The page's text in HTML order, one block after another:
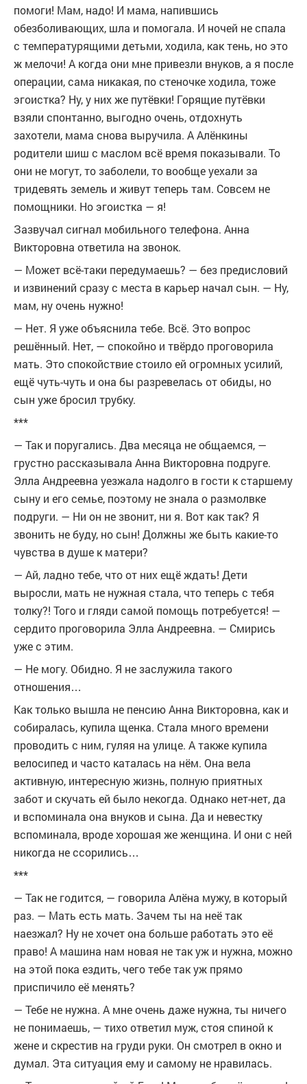
помоги! Мам, надо! И мама, напившись
обезболивающих, шла и помогала. И ночей не спала
с температурящими детьми, ходила, как тень, но это
ж мелочи! А когда они мне привезли внуков, а я после
операции, сама никакая, по стеночке ходила, тоже
эгоистка? Ну, у них же путёвки! Горящие путёвки
взяли спонтанно, выгодно очень, отдохнуть
захотели, мама снова выручила. А Алёнкины
родители шиш с маслом всё время показывали. То
они не могут, то заболели, то вообще уехали за
тридевять земель и живут теперь там. Совсем не
помощники. Но эгоистка — я!
Зазвучал сигнал мобильного телефона. Анна
Викторовна ответила на звонок.
— Может всё-таки передумаешь? — без предисловий
и извинений сразу с места в карьер начал сын. — Ну,
мам, ну очень нужно!
— Нет. Я уже объяснила тебе. Всё. Это вопрос
решённый. Нет, — спокойно и твёрдо проговорила
мать. Это спокойствие стоило ей огромных усилий,
ещё чуть-чуть и она бы разревелась от обиды, но
сын уже бросил трубку.
***
— Так и поругались. Два месяца не общаемся, —
грустно рассказывала Анна Викторовна подруге.
Элла Андреевна уезжала надолго в гости к старшему
сыну и его семье, поэтому не знала о размолвке
подруги. — Ни он не звонит, ни я. Вот как так? Я
звонить не буду, но сын! Должны же быть какие-то
чувства в душе к матери?
— Ай, ладно тебе, что от них ещё ждать! Дети
выросли, мать не нужная стала, что теперь с тебя
толку?! Того и гляди самой помощь потребуется! —
сердито проговорила Элла Андреевна. — Смирись
уже с этим.
— Не могу. Обидно. Я не заслужила такого
отношения…
Как только вышла не пенсию Анна Викторовна, как и
собиралась, купила щенка. Стала много времени
проводить с ним, гуляя на улице. А также купила
велосипед и часто каталась на нём. Она вела
активную, интересную жизнь, полную приятных
забот и скучать ей было некогда. Однако нет-нет, да
и вспоминала она внуков и сына. Да и невестку
вспоминала, вроде хорошая же женщина. И они с ней
никогда не ссорились…
***
— Так не годится, — говорила Алёна мужу, в который
раз. — Мать есть мать. Зачем ты на неё так
наезжал? Ну не хочет она больше работать это её
право! А машина нам новая не так уж и нужна, можно
на этой пока ездить, чего тебе так уж прямо
приспичило её менять?
— Тебе не нужна. А мне очень даже нужна, ты ничего
не понимаешь, — тихо ответил муж, стоя спиной к
жене и скрестив на груди руки. Он смотрел в окно и
думал. Эта ситуация ему и самому не нравилась.